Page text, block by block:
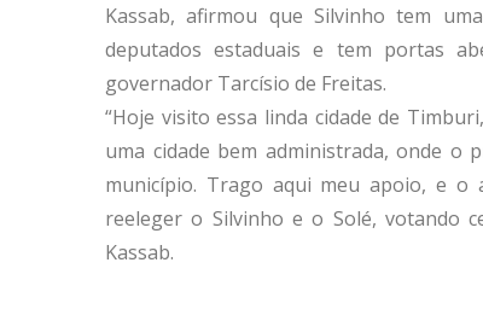
Kassab, afirmou que Silvinho tem
deputados estaduais e tem portas
governador Tarcísio de Freitas.
“Hoje visito essa linda cidade de
uma cidade bem administrada, onde
município. Trago aqui meu apoio, e o
reeleger o Silvinho e o Solé, votando
Kassab.